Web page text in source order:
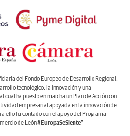
del Fondo Europeo de Desarrollo Regional,
tecnológico, la innovación y una
cual ha puesto en marcha un Plan de Acción con
empresarial apoyada en la innovación de
ello ha contado con el apoyo del Programa
de León#EuropaSeSiente”